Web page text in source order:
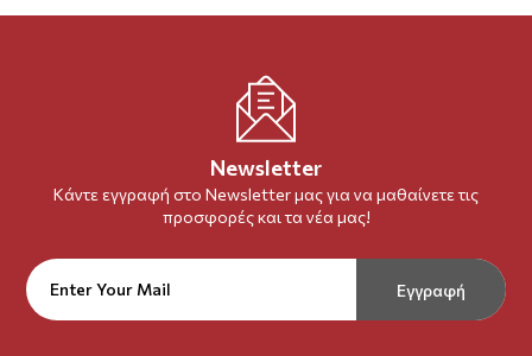
Newsletter
Κάντε εγγραφή στο Newsletter μας για να μαθαίνετε τις
προσφορές και τα νέα μας!
Εγγραφή